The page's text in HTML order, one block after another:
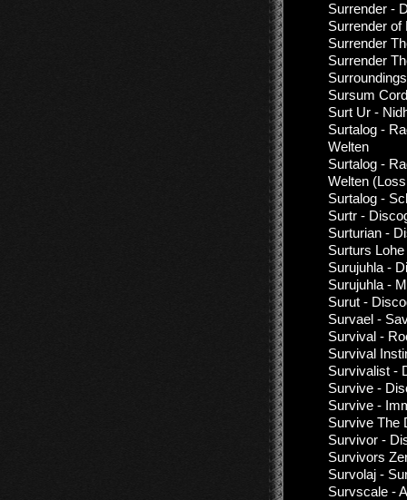
Surrender -
Surrender of
Surrender
Surrender
Sursum
Surt Ur -
Surtalog -
Welten
Surtalog -
Welten
Surtalog -
Surtr -
Surturian -
Surturs
Surujuhla -
Surujuhla -
Surut -
Survael -
Survival -
Survival
Survivalist -
Survive -
Survive -
Survive The
Survivor -
Survivors
Survolaj -
Survscale -